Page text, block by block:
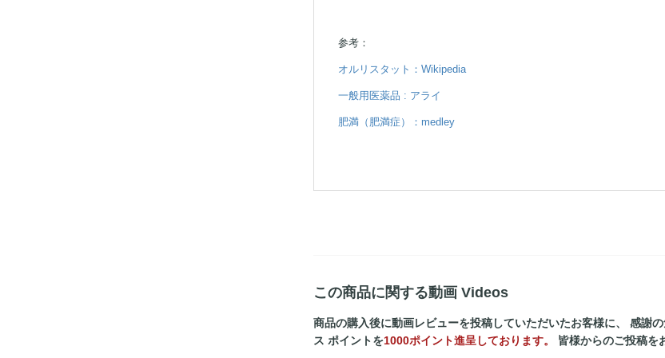
参考：
オルリスタット：Wikipedia
一般用医薬品 : アライ
肥満（肥満症）：medley
この商品に関する動画 Videos
商品の購入後に動画レビューを投稿していただいたお客様に、 感謝
ス ポイントを1000ポイント進呈しております。 皆様からのご投稿を